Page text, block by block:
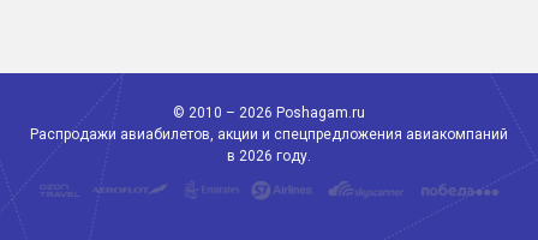
© 2010 – 2026 Poshagam.ru
Распродажи авиабилетов, акции и спецпредложения авиакомпаний
в 2026 году.